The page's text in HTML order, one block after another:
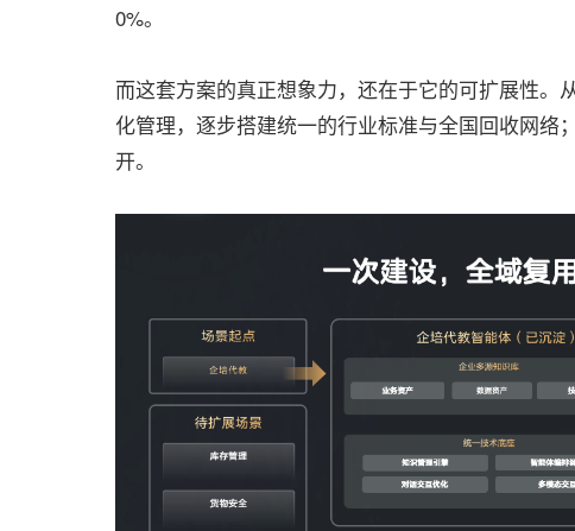
0%。
而这套方案的真正想象力，还在于它的可扩展性
化管理，逐步搭建统一的行业标准与全国回收网
开。